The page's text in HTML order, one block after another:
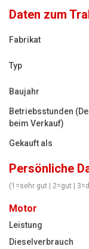
Daten zum
Fabrikat
Typ
Baujahr
Betriebsstunden
beim Verkauf)
Gekauft als
Persönliche
(1=sehr gut | 2=gut |
Motor
Leistung
Dieselverbrauch